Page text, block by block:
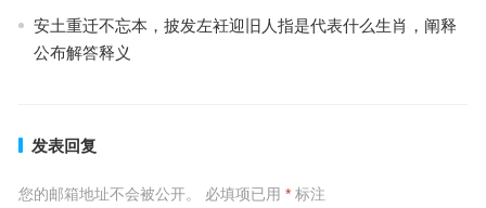
安土重迁不忘本，披发左衽迎旧人指是代表什么生肖，阐释
公布解答释义
发表回复
您的邮箱地址不会被公开。 必填项已用 *标注